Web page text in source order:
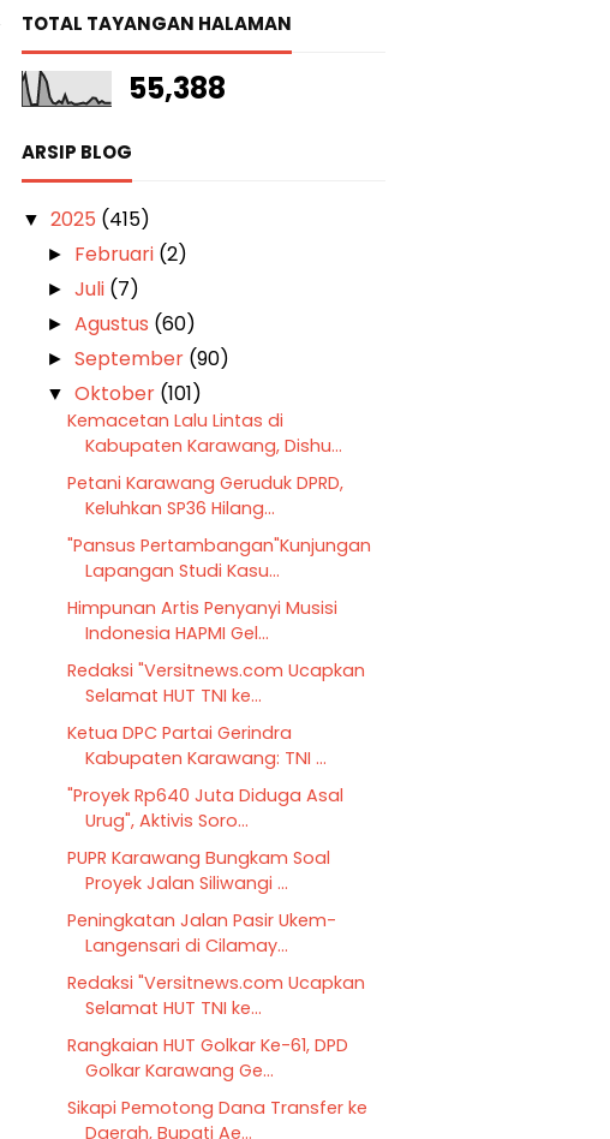
TOTAL TAYANGAN HALAMAN
55,388
ARSIP BLOG
▼2025 (415)
► Februari (2)
► Juli (7)
► Agustus (60)
► September (90)
▼ Oktober (101)
Kemacetan Lalu Lintas di
Kabupaten Karawang, Dishu...
Petani Karawang Geruduk DPRD,
Keluhkan SP36 Hilang...
"Pansus Pertambangan"Kunjungan
Lapangan Studi Kasu...
Himpunan Artis Penyanyi Musisi
Indonesia HAPMI Gel...
Redaksi "Versitnews.com Ucapkan
Selamat HUT TNI ke...
Ketua DPC Partai Gerindra
Kabupaten Karawang: TNI ...
"Proyek Rp640 Juta Diduga Asal
Urug", Aktivis Soro...
PUPR Karawang Bungkam Soal
Proyek Jalan Siliwangi ...
Peningkatan Jalan Pasir Ukem-
Langensari di Cilamay...
Redaksi "Versitnews.com Ucapkan
Selamat HUT TNI ke...
Rangkaian HUT Golkar Ke-61, DPD
Golkar Karawang Ge...
Sikapi Pemotong Dana Transfer ke
Daerah, Bupati Ae...